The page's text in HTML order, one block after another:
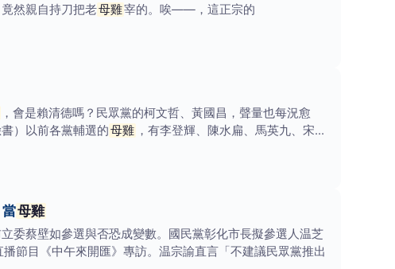
然親自持刀把老母雞宰的。唉——，這正宗的
，會是賴清德嗎？民眾黨的柯文哲、黃國昌，聲量也每況愈
）以前各黨輔選的母雞 ，有李登輝、陳水扁、馬英九、宋楚
母雞
委蔡壁如參選與否恐成變數。國民黨彰化市長擬參選人温芝
節目《中午來開匯》專訪。温宗諭直言「不建議民眾黨推出